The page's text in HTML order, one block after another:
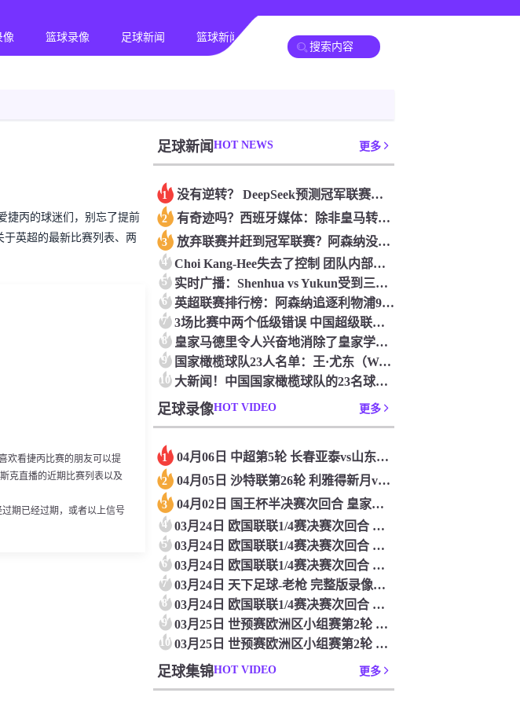
像 篮球录像 足球新闻 篮球新闻
捷丙的球迷们，别忘了提前
英超的最新比赛列表、两
欢看捷丙比赛的朋友可以提
克直播的近期比赛列表以及
期已经过期，或者以上信号
足球新闻 HOT NEWS 更多
1 没有逆转？ DeepSeek预测冠军联赛的第二回合：4支球队在第一回合中获胜 枪手输了
2 有奇迹吗？西班牙媒体：除非皇马转过身赢得西甲或欧洲冠军
3 放弃联赛并赶到冠军联赛？阿森纳没有希望赢得英超杯 赢得欧洲冠军的可能性
4 Choi Kang-Hee失去了控制 团队内部的冲突很突出 只有一个人可以从水火中拯救崔孔
5 实时广播：Shenhua vs Yukun受到三项有争议的惩罚 Yukun将向中国足球联合会提出投诉
6 英超联赛排行榜：阿森纳追逐利物浦9分 曼联连续三件坏事
7 3场比赛中两个低级错误 中国超级联赛的前守门员很老 是时候让位了 最好的继任者出现
8 皇家马德里令人兴奋地消除了皇家学会 安彭负责造成巨大的灾难！
9 国家橄榄球队23人名单：王·尤东（Wang Yudong）首次被选为第11名 塞吉尼奥（Serginho）在名单上
10 大新闻！中国国家橄榄球队的23名球员被确认是第一次进入阵容
足球录像HOT VIDEO 更多
1 04月06日 中超第5轮 长春亚泰vs山东泰山 全场录像
2 04月05日 沙特联第26轮 利雅得新月vs利雅得胜利 全场录像
3 04月02日 国王杯半决赛次回合 皇家马德里vs皇家社会 全场录像
4 03月24日 欧国联联1/4赛决赛次回合 德国vs意大利 全场录像回放
5 03月24日 欧国联联1/4赛决赛次回合 法国vs克罗地亚 全场录像回放
6 03月24日 欧国联联1/4赛决赛次回合 葡萄牙vs丹麦 全场录像回放
7 03月24日 天下足球-老枪 完整版录像回放
8 03月24日 欧国联联1/4赛决赛次回合 西班牙vs荷兰 全场录像回放
9 03月25日 世预赛欧洲区小组赛第2轮 立陶宛vs芬兰 全场录像回放
10 03月25日 世预赛欧洲区小组赛第2轮 波兰vs马耳他 全场录像回放
足球集锦HOT VIDEO 更多